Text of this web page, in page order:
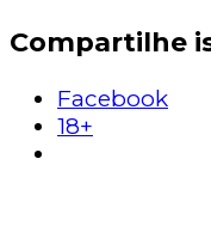
Compartilhe
Facebook
18+